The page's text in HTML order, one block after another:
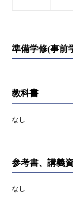
準備学修(事前
教科書
なし
参考書、講義
なし